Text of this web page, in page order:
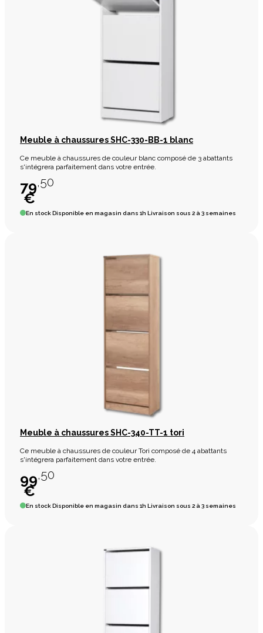
Meuble à chaussures SHC-330-BB-1 blanc
Ce meuble à chaussures de couleur blanc composé de 3 abattants
s'intégrera parfaitement dans votre entrée.
79,50
€
En stockDisponible en magasin dans 1h Livraison sous 2 à 3 semaines
Meuble à chaussures SHC-340-TT-1 tori
Ce meuble à chaussures de couleur Tori composé de 4 abattants
s'intégrera parfaitement dans votre entrée.
99,50
€
En stockDisponible en magasin dans 1h Livraison sous 2 à 3 semaines